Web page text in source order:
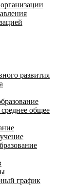
развития
общее
график